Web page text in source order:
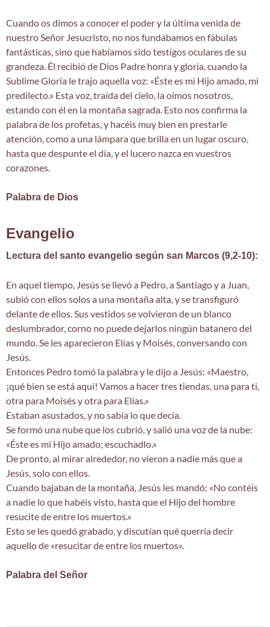
Cuando os dimos a conocer el poder y la última venida de
nuestro Señor Jesucristo, no nos fundábamos en fábulas
fantásticas, sino que habíamos sido testigos oculares de su
grandeza. Él recibió de Dios Padre honra y gloria, cuando la
Sublime Gloria le trajo aquella voz: «Éste es mi Hijo amado, mi
predilecto.» Esta voz, traída del cielo, la oímos nosotros,
estando con él en la montaña sagrada. Esto nos confirma la
palabra de los profetas, y hacéis muy bien en prestarle
atención, como a una lámpara que brilla en un lugar oscuro,
hasta que despunte el día, y el lucero nazca en vuestros
corazones.
Palabra de Dios
Evangelio
Lectura del santo evangelio según san Marcos (9,2-10):
En aquel tiempo, Jesús se llevó a Pedro, a Santiago y a Juan,
subió con ellos solos a una montaña alta, y se transfiguró
delante de ellos. Sus vestidos se volvieron de un blanco
deslumbrador, corno no puede dejarlos ningún batanero del
mundo. Se les aparecieron Elías y Moisés, conversando con
Jesús.
Entonces Pedro tomó la palabra y le dijo a Jesús: «Maestro,
¡qué bien se está aquí! Vamos a hacer tres tiendas, una para ti,
otra para Moisés y otra para Elías.»
Estaban asustados, y no sabía lo que decía.
Se formó una nube que los cubrió, y salió una voz de la nube:
«Éste es mi Hijo amado; escuchadlo.»
De pronto, al mirar alrededor, no vieron a nadie más que a
Jesús, solo con ellos.
Cuando bajaban de la montaña, Jesús les mandó: «No contéis
a nadie lo que habéis visto, hasta que el Hijo del hombre
resucite de entre los muertos.»
Esto se les quedó grabado, y discutían qué querría decir
aquello de «resucitar de entre los muertos».
Palabra del Señor